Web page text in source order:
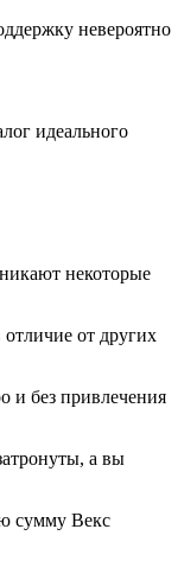
невероятно
идеального
некоторые
от других
и без привлечения
а вы
сумму Векс